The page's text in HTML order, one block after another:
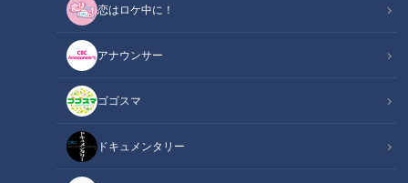
恋はロケ中に！
アナウンサー
ゴゴスマ
ドキュメンタリー